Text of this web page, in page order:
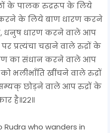
के पालक रुद्ररूप के लिये
के लिये बाण धारण करने
धनुष धारण करने वाले आप
प्रत्यंचा चढ़ाने वाले रुद्रों के
का संधान करने वाले आप
भलीभाँति खींचने वाले रुद्रों
छोड़ने वाले आप रुद्रों के
है॥२२॥
who wanders in